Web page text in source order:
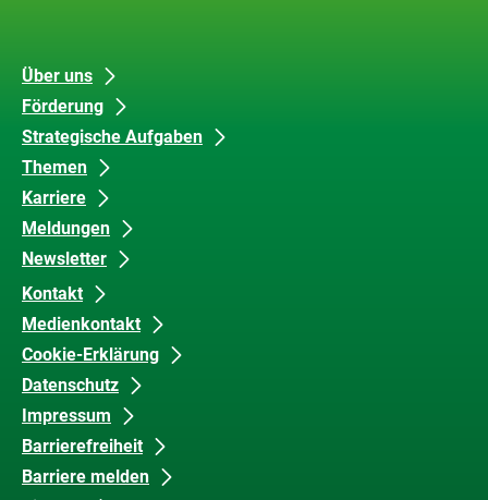
Unsere
Inhalte
Über uns
Förderung
Strategische Aufgaben
Themen
Karriere
Meldungen
Newsletter
Datenschutz
und
Barrierefreiheit
Kontakt
Medienkontakt
Cookie-Erklärung
Datenschutz
Impressum
Barrierefreiheit
Barriere melden